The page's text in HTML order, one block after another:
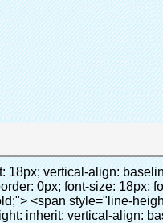
participación
Categoría
Marca
Conecta ahora Añadir a
Salidas y corta la película de PVC y </span> <em> <span style="line-height: normal; font-weight: bold; font-family: Arial; color: #99cc00;"> Proporcionar aire caliente. </span> </em> </span> </p> <p style="background-color: #f5f5f5;"><br> <strong> <span style="line-height: 21px; font-size: 14px;"> <span style="line-height: normal; font-family: Arial;"> Que </span> <span style="line-height: 18px;"> <span style="line-height: normal; font-family: Arial;"> Sólo toma tres </span> </span> <span style="line-height: normal; font-family: Arial;"> Segundos para hacer que el PVC película en zapatos cubierta del zapato y abrigos de las personas </span> <span style="line-height: normal; font-family: Arial;"> . </span> </span> </strong> </p> <p style="background-color: #f5f5f5;">&nbsp;</p> <p style="background-color: #f5f5f5;">&nbsp;</p> <p style="background-color: #f5f5f5;"> <strong> <span style="line-height: 36px; color: #99cc00; font-size: 24px;"> <em> <span style="line-height: 21px;"> <span style="line-height: normal; font-family: Arial;"> Automática máquina de la cubierta </span> </span> </em> </span> </strong> </p> <p style="background-color: #f5f5f5;"> <span style="line-height: 27px; font-size: 18px; color: #99cc00;"> <em> <span style="line-height: 21px;"> <span style="line-height: normal; font-family: Arial;"> Para proporcionar un ambiente limpio! </span> </span> </em> </span> </p> </div> </div> <p align="left" style="border: 0px; font-family: Arial, Helvetica; line-height: 18px; vertical-align: baseline; word-wrap: break-word; color: #333333;">&nbsp;</p> <p style="border: 0px; font-family: Arial, Helvetica, sans-serif; font-size: 14px; line-height: 26.6000003814697px; vertical-align: baseline; word-wrap: break-word; color: #333333;">&nbsp;</p> <div id="ali-anchor-AliPostDhMb-1epqd" style="padding-top: 8px;" data-section="AliPostDhMb-